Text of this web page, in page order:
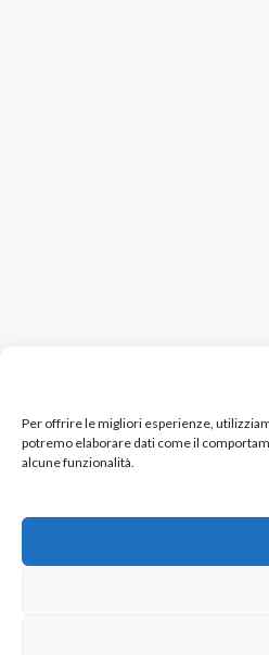
Per offrire le migliori esperienze,
potremo elaborare dati come il
alcune funzionalità.